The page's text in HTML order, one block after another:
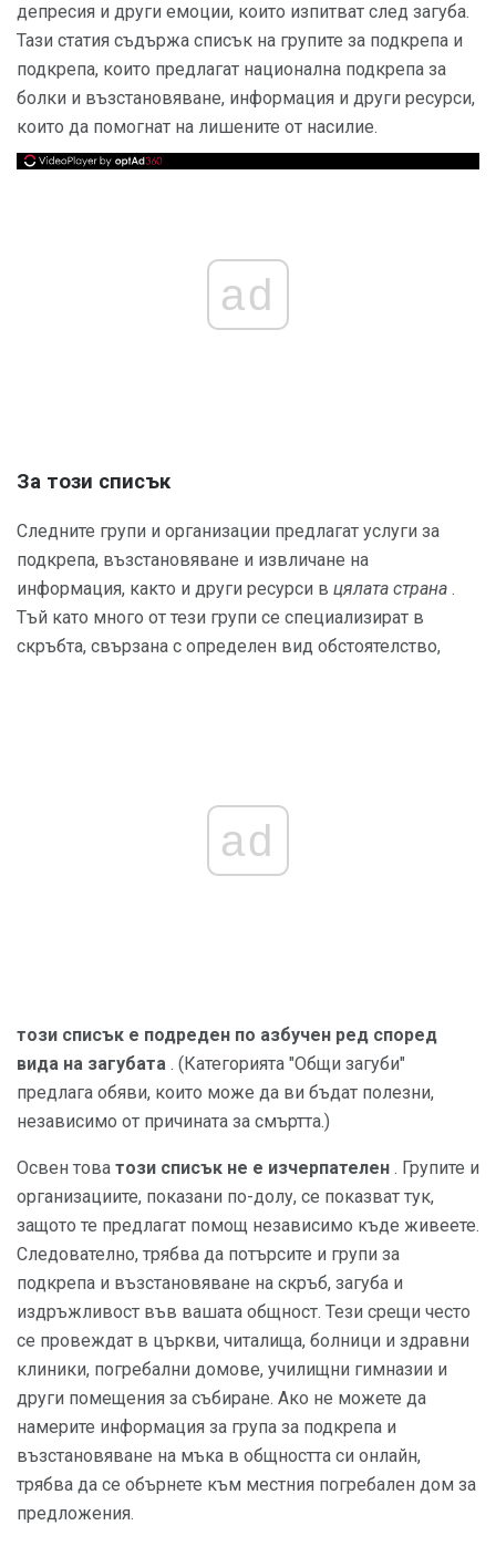
депресия и други емоции, които изпитват след загуба.
Тази статия съдържа списък на групите за подкрепа и
подкрепа, които предлагат национална подкрепа за
болки и възстановяване, информация и други ресурси,
които да помогнат на лишените от насилие.
ad
За този списък
Следните групи и организации предлагат услуги за
подкрепа, възстановяване и извличане на
информация, както и други ресурси в цялата страна .
Тъй като много от тези групи се специализират в
скръбта, свързана с определен вид обстоятелство,
ad
този списък е подреден по азбучен ред според
вида на загубата . (Категорията "Общи загуби"
предлага обяви, които може да ви бъдат полезни,
независимо от причината за смъртта.)
Освен това този списък не е изчерпателен . Групите и
организациите, показани по-долу, се показват тук,
защото те предлагат помощ независимо къде живеете.
Следователно, трябва да потърсите и групи за
подкрепа и възстановяване на скръб, загуба и
издръжливост във вашата общност. Тези срещи често
се провеждат в църкви, читалища, болници и здравни
клиники, погребални домове, училищни гимназии и
други помещения за събиране. Ако не можете да
намерите информация за група за подкрепа и
възстановяване на мъка в общността си онлайн,
трябва да се обърнете към местния погребален дом за
предложения.